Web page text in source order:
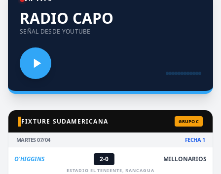
RADIO CAPO
SEÑAL DESDE YOUTUBE
FIXTURE SUDAMERICANA GRUPO C
MARTES 07/04 FECHA 1
O'HIGGINS 2-0 MILLONARIOS
ESTADIO EL TENIENTE, RANCAGUA